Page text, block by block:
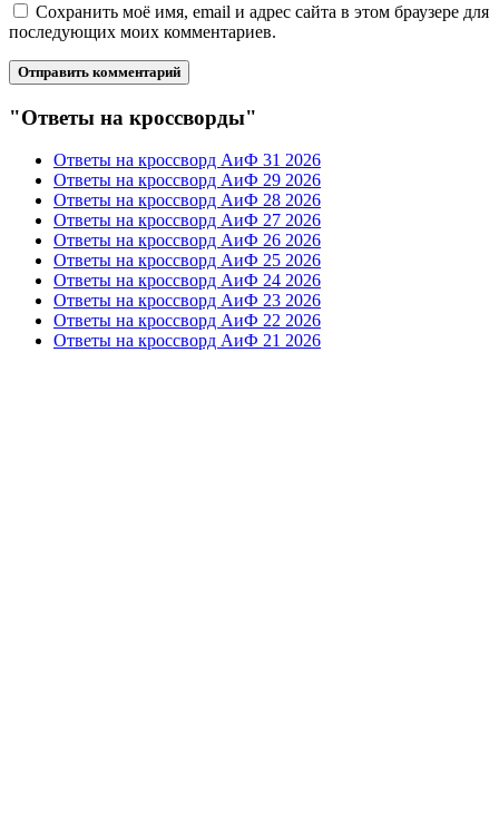
Сохранить моё имя, email и адрес сайта в этом браузере для
последующих моих комментариев.
"Ответы на кроссворды"
Ответы на кроссворд АиФ 31 2026
Ответы на кроссворд АиФ 29 2026
Ответы на кроссворд АиФ 28 2026
Ответы на кроссворд АиФ 27 2026
Ответы на кроссворд АиФ 26 2026
Ответы на кроссворд АиФ 25 2026
Ответы на кроссворд АиФ 24 2026
Ответы на кроссворд АиФ 23 2026
Ответы на кроссворд АиФ 22 2026
Ответы на кроссворд АиФ 21 2026